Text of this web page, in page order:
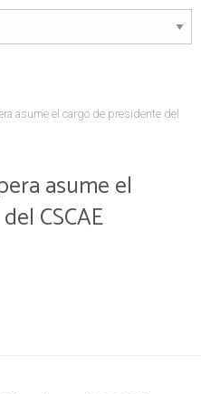
asume el cargo de presidente del
asume el
CSCAE